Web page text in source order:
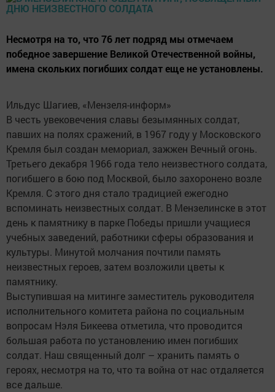
Несмотря на то, что 76 лет подряд мы отмечаем
победное завершение Великой Отечественной войны,
имена скольких погибших солдат еще не установлены.
Ильдус Шагиев, «Мензеля-информ»
В честь увековечения славы безымянных солдат,
павших на полях сражений, в 1967 году у Московского
Кремля был создан мемориал, зажжен Вечный огонь.
Третьего декабря 1966 года тело неизвестного солдата,
погибшего в бою под Москвой, было захоронено возле
Кремля. С этого дня стало традицией ежегодно
вспоминать неизвестных солдат. В Мензелинске в этот
день к памятнику в парке Победы пришли учащиеся
учебных заведений, работники сферы образования и
культуры. Минутой молчания почтили память
неизвестных героев, затем возложили цветы к
памятнику.
Выступившая на митинге заместитель руководителя
исполнительного комитета района по социальным
вопросам Нэля Бикеева отметила, что проводится
большая работа по установлению имен погибших
солдат. Наш священный долг – хранить память о
героях, несмотря на то, что та война от нас отдаляется
все дальше.